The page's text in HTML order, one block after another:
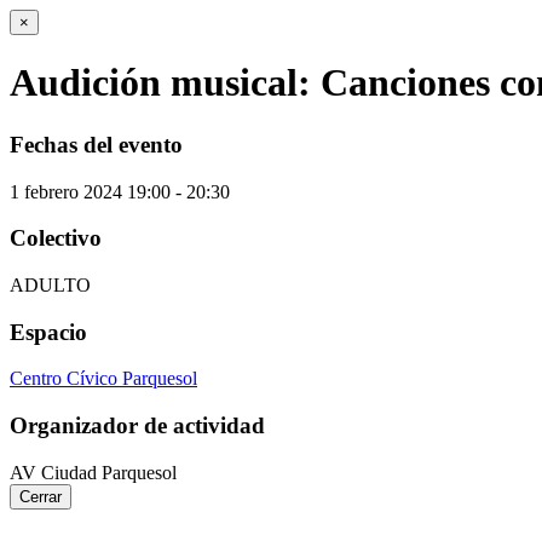
×
Audición musical: Canciones
Fechas del evento
1 febrero 2024 19:00 - 20:30
Colectivo
ADULTO
Espacio
Centro Cívico Parquesol
Organizador de actividad
AV Ciudad Parquesol
Cerrar